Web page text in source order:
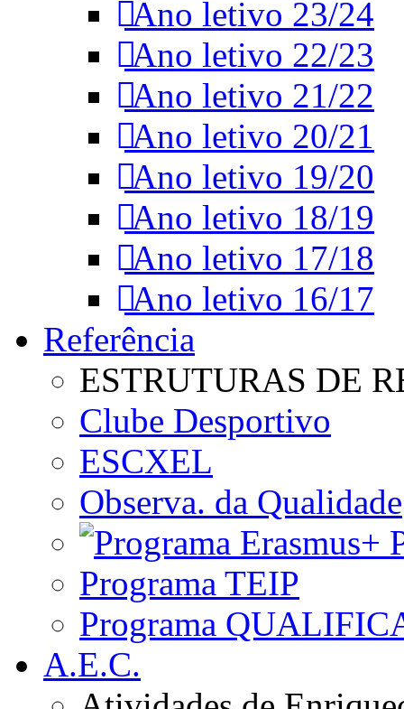
Ano letivo 23/24
Ano letivo 22/23
Ano letivo 21/22
Ano letivo 20/21
Ano letivo 19/20
Ano letivo 18/19
Ano letivo 17/18
Ano letivo 16/17
Referência
ESTRUTURAS DE
Clube Desportivo
ESCXEL
Observa. da Qualidade
Programa TEIP
Programa
A.E.C.